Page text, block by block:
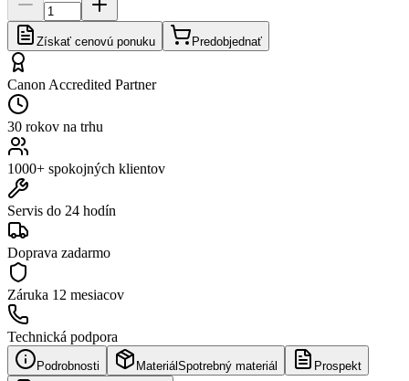
Získať cenovú ponuku Predobjednať
Canon Accredited Partner
30 rokov na trhu
1000+ spokojných klientov
Servis do 24 hodín
Doprava zadarmo
Záruka 12 mesiacov
Technická podpora
Podrobnosti Materiál Spotrebný materiál Prospekt